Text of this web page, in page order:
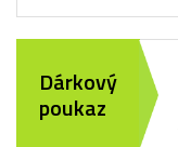
Dárkový
poukaz